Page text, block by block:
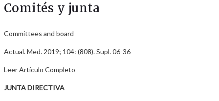
Comités y junta
Committees and board
Actual. Med. 2019; 104: (808). Supl. 06-36
Leer Artículo Completo
JUNTA DIRECTIVA